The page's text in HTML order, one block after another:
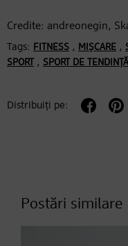
Credite: andreonegin,
Tags: FITNESS , MIȘCARE ,
SPORT , SPORT DE TENDINȚĂ
Distribuiți pe:
Postări similare